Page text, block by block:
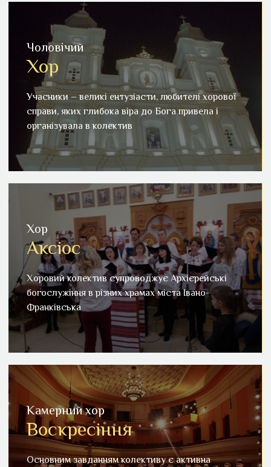
Чоловічий
Хор
Учасники – великі ентузіасти, любителі хорової
справи, яких глибока віра до Бога привела і
організувала в колектив
Чоловічий хор
Учасники – великі ентузіасти, любителі хорової
справи, яких глибока віра до Бога привела і
організувала в колектив
Детальніше
Хор
Аксіос
Хоровий колектив супроводжує Архієрейські
богослужіння в різних храмах міста Івано-
Франківська
Хор "Аксіос"
Хоровий колектив супроводжує Архієрейські
богослужіння в різних храмах міста Івано-Франківська
Детальніше
Камерний хор
Воскресіння
Основним завданням колективу є активна
Камерний хор "Воскресіння"
Основним завданням колективу є активна
популяризація та відновлення української духовної